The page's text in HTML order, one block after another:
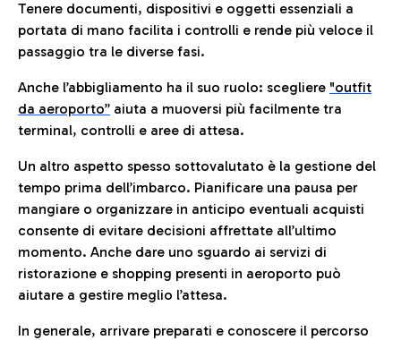
Tenere documenti, dispositivi e oggetti essenziali a
portata di mano facilita i controlli e rende più veloce il
passaggio tra le diverse fasi.
Anche l’abbigliamento ha il suo ruolo: scegliere "outfit
da aeroporto” aiuta a muoversi più facilmente tra
terminal, controlli e aree di attesa.
Un altro aspetto spesso sottovalutato è la gestione del
tempo prima dell’imbarco. Pianificare una pausa per
mangiare o organizzare in anticipo eventuali acquisti
consente di evitare decisioni affrettate all’ultimo
momento. Anche dare uno sguardo ai servizi di
ristorazione e shopping presenti in aeroporto può
aiutare a gestire meglio l’attesa.
In generale, arrivare preparati e conoscere il percorso